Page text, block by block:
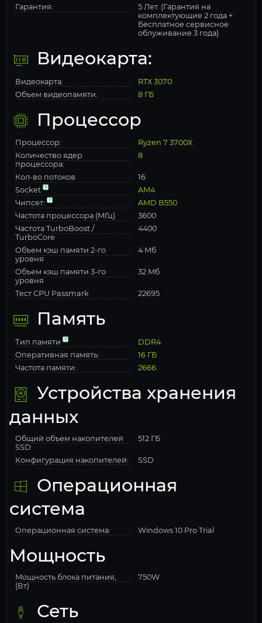
Гарантия:
5 Лет. (Гарантия на
комплектующие 2 года +
Бесплатное сервисное
облуживание 3 года)
Видеокарта:
Видеокарта:
RTX 3070
Объем видеопамяти:
8 ГБ
Процессор
Процессор:
Ryzen 7 3700X
Количество ядер
процессора:
8
Кол-во потоков
16
Socket
AM4
Чипсет:
AMD B550
Частота процессора (МГц)
3600
Частота TurboBoost /
TurboCore
4400
Объем кэш памяти 2-го
уровня
4 Мб
Объем кэш памяти 3-го
уровня
32 Мб
Тест CPU Passmark 22695
Память
Тип памяти
DDR4
Оперативная память:
16 ГБ
Частота памяти:
2666
Устройства хранения
данных
Общий объем накопителей
SSD:
512 ГБ
Конфигурация накопителей: SSD
Операционная
система
Операционная система: Windows 10 Pro Trial
Мощность
Мощность блока питания,
(Вт)
750W
Сеть